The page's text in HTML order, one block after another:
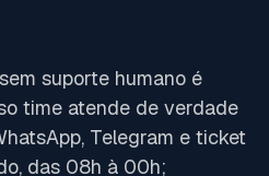
suporte humano é
time atende de verdade
Telegram e ticket
das 08h à 00h;